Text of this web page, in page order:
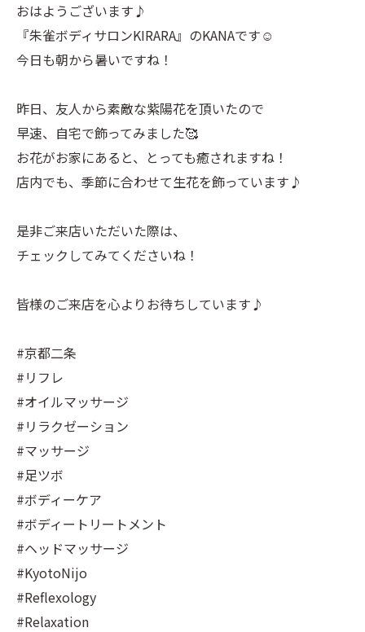
おはようございます♪
『朱雀ボディサロンKIRARA』のKANAです☺️
今日も朝から暑いですね！
昨日、友人から素敵な紫陽花を頂いたので
早速、自宅で飾ってみました🥰
お花がお家にあると、とっても癒されますね！
店内でも、季節に合わせて生花を飾っています♪
是非ご来店いただいた際は、
チェックしてみてくださいね！
皆様のご来店を心よりお待ちしています♪
#京都二条
#リフレ
#オイルマッサージ
#リラクゼーション
#マッサージ
#足ツボ
#ボディーケア
#ボディートリートメント
#ヘッドマッサージ
#KyotoNijo
#Reflexology
#Relaxation